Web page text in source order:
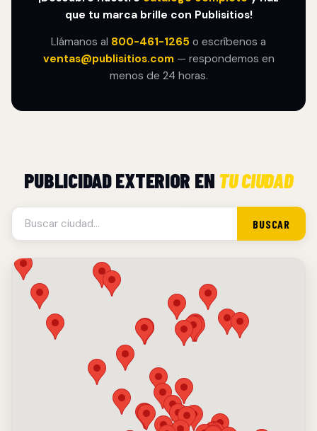
que tu marca brille con Publisitios!
Llámanos al 800-461-1265 o escríbenos a
ventas@publisitios.com— respondemos en
menos de 24 horas.
PUBLICIDAD EXTERIOR EN TU CIUDAD
BUSCAR